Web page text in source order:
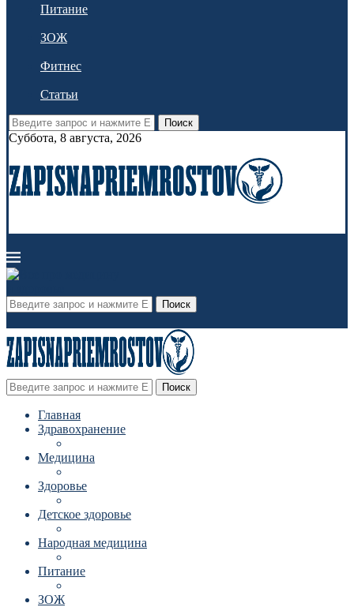
Питание
ЗОЖ
Фитнес
Статьи
Поиск
Суббота, 8 августа, 2026
Поиск
Поиск
Главная
Здравохранение
Медицина
Здоровье
Детское здоровье
Народная медицина
Питание
ЗОЖ